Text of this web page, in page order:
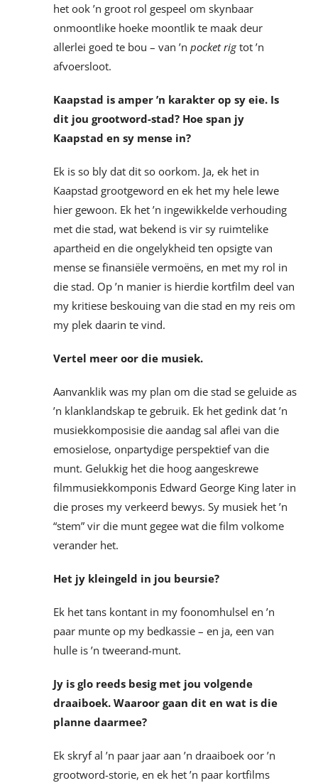
het ook ’n groot rol gespeel om skynbaar
onmoontlike hoeke moontlik te maak deur
allerlei goed te bou – van ’n pocket rigtot ’n
afvoersloot.
Kaapstad is amper ’n karakter op sy eie. Is
dit jou grootword-stad? Hoe span jy
Kaapstad en sy mense in?
Ek is so bly dat dit so oorkom. Ja, ek het in
Kaapstad grootgeword en ek het my hele lewe
hier gewoon. Ek het ’n ingewikkelde verhouding
met die stad, wat bekend is vir sy ruimtelike
apartheid en die ongelykheid ten opsigte van
mense se finansiële vermoëns, en met my rol in
die stad. Op ’n manier is hierdie kortfilm deel van
my kritiese beskouing van die stad en my reis om
my plek daarin te vind.
Vertel meer oor die musiek.
Aanvanklik was my plan om die stad se geluide as
’n klanklandskap te gebruik. Ek het gedink dat ’n
musiekkomposisie die aandag sal aflei van die
emosielose, onpartydige perspektief van die
munt. Gelukkig het die hoog aangeskrewe
filmmusiekkomponis Edward George King later in
die proses my verkeerd bewys. Sy musiek het ’n
“stem” vir die munt gegee wat die film volkome
verander het.
Het jy kleingeld in jou beursie?
Ek het tans kontant in my foonomhulsel en ’n
paar munte op my bedkassie – en ja, een van
hulle is ’n tweerand-munt.
Jy is glo reeds besig met jou volgende
draaiboek. Waaroor gaan dit en wat is die
planne daarmee?
Ek skryf al ’n paar jaar aan ’n draaiboek oor ’n
grootword-storie, en ek het ’n paar kortfilms